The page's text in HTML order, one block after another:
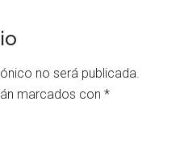
no será publicada.
marcados con*